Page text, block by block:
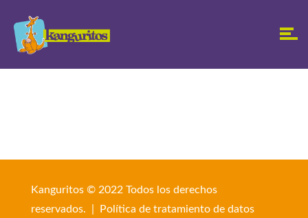
Kanguritos © 2022 Todos los derechos
reservados. |
Política de tratamiento de datos